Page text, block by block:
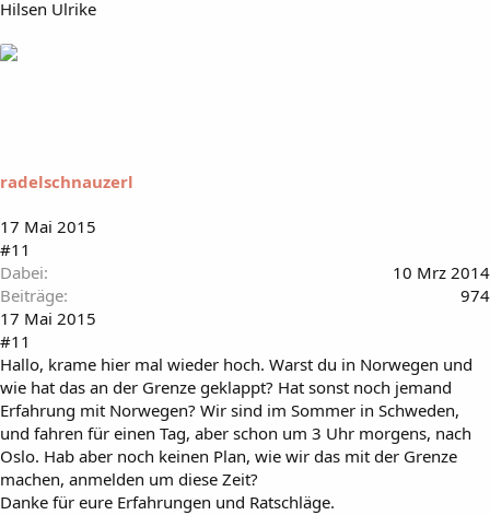
Hilsen Ulrike
radelschnauzerl
17 Mai 2015
#11
Dabei
10 Mrz 2014
Beiträge
974
17 Mai 2015
#11
Hallo, krame hier mal wieder hoch. Warst du in Norwegen und
wie hat das an der Grenze geklappt? Hat sonst noch jemand
Erfahrung mit Norwegen? Wir sind im Sommer in Schweden,
und fahren für einen Tag, aber schon um 3 Uhr morgens, nach
Oslo. Hab aber noch keinen Plan, wie wir das mit der Grenze
machen, anmelden um diese Zeit?
Danke für eure Erfahrungen und Ratschläge.